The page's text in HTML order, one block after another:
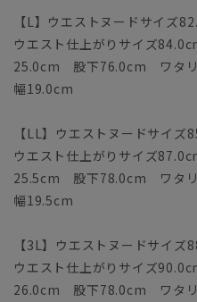
【L】ウエストヌードサイズ
ウエスト仕上がりサイズ
25.0cm 股下76.0cm ワタ
幅19.0cm
【LL】ウエストヌードサイズ
ウエスト仕上がりサイズ
25.5cm 股下78.0cm ワタ
幅19.5cm
【3L】ウエストヌードサイズ
ウエスト仕上がりサイズ
26.0cm 股下78.0cm ワタ